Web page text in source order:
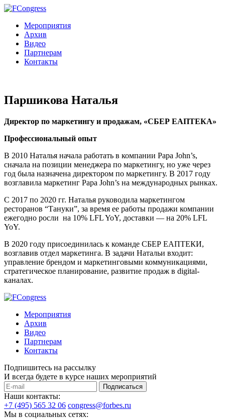
Мероприятия
Архив
Видео
Партнерам
Контакты
Паршикова Наталья
Директор по маркетингу и продажам, «СБЕР ЕАПТЕКА»
Профессиональный опыт
В 2010 Наталья начала работать в компании Papa John’s,
сначала на позиции менеджера по маркетингу, но уже через
год была назначена директором по маркетингу. В 2017 году
возглавила маркетинг Papa John’s на международных рынках.
С 2017 по 2020 гг. Наталья руководила маркетингом
ресторанов “Тануки”, за время ее работы продажи компании
ежегодно росли на 10% LFL YoY, доставки — на 20% LFL
YoY.
В 2020 году присоединилась к команде СБЕР ЕАПТЕКИ,
возглавив отдел маркетинга. В задачи Натальи входит:
управление брендом и маркетинговыми коммуникациями,
стратегическое планирование, развитие продаж в digital-
каналах.
Мероприятия
Архив
Видео
Партнерам
Контакты
Подпишитесь на рассылку
И всегда будете в курсе наших мероприятий
Подписаться
Наши контакты:
+7 (495) 565 32 06 congress@forbes.ru
Мы в социальных сетях: